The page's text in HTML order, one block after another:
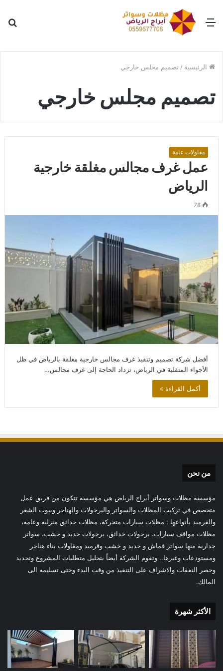
القائمة
الرئيسية / تصميم مجلس خارجي
تصميم مجلس خارجي
مقاولات عامة
عمل غرف مجالس مغلقة خارجية
الرياض
78
أفضل شركة تصميم وتنفيذ غرف مجالس خارجية مغلقة بالرياض في ظل
الأجواء المتقلبة في الرياض، تزداد الحاجة إلى غرف مجالس…
أكمل القراءة »
من نحن
مؤسسة مظلات وسواتر أبراج الرياض هي مؤسسة تتكون من فريق عمل
متخصص في تركيب المظلات والسواتر والبرجولات والهناجر وبيوت الشعر
والقرميد بأنواعها : مظلات سيارات متحركة، مظلات حدائق منزليه وعامه،
مظلات مواقف سيارات، برجولات حدائق، برجولات حديد و خشب، سواتر
جدارية منها سواتر قماش و حديد و خشب وقرميد ومقاولات بناء هناجر
ومستودعات وغيرها.. وتقوم الشركة أيضاً بتحليل متطلبات المشروع وتحديد
وحصر النفقات والاشراف على التنفيذ من وقت البدء وحتى تسليمه الى
المالك.
الأكثر شهرة